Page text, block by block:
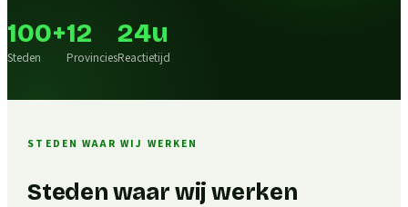
100+
Steden
12
Provincies
24u
Reactietijd
STEDEN WAAR WIJ WERKEN
Steden waar wij werken